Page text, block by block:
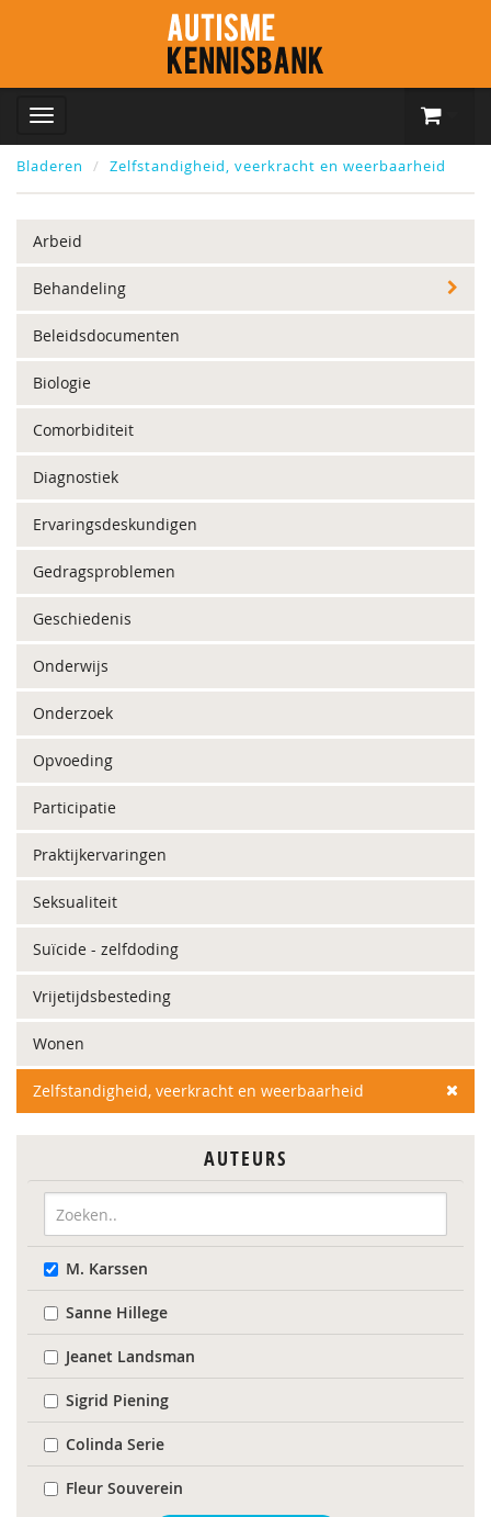
Bladeren Zelfstandigheid, veerkracht en weerbaarheid
Arbeid
Behandeling
Beleidsdocumenten
Biologie
Comorbiditeit
Diagnostiek
Ervaringsdeskundigen
Gedragsproblemen
Geschiedenis
Onderwijs
Onderzoek
Opvoeding
Participatie
Praktijkervaringen
Seksualiteit
Suïcide - zelfdoding
Vrijetijdsbesteding
Wonen
Zelfstandigheid, veerkracht en weerbaarheid
AUTEURS
M. Karssen
Sanne Hillege
Jeanet Landsman
Sigrid Piening
Colinda Serie
Fleur Souverein